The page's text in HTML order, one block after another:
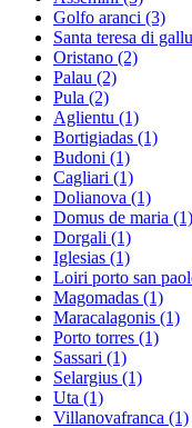
Golfo aranci (3)
Santa teresa di
Oristano (2)
Palau (2)
Pula (2)
Aglientu (1)
Bortigiadas (1)
Budoni (1)
Cagliari (1)
Dolianova (1)
Domus de maria (1)
Dorgali (1)
Iglesias (1)
Loiri porto san
Magomadas (1)
Maracalagonis (1)
Porto torres (1)
Sassari (1)
Selargius (1)
Uta (1)
Villanovafranca (1)